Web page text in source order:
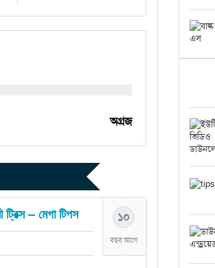
অগ্রজ
– মেগা টিপস ১০
বছর আগে